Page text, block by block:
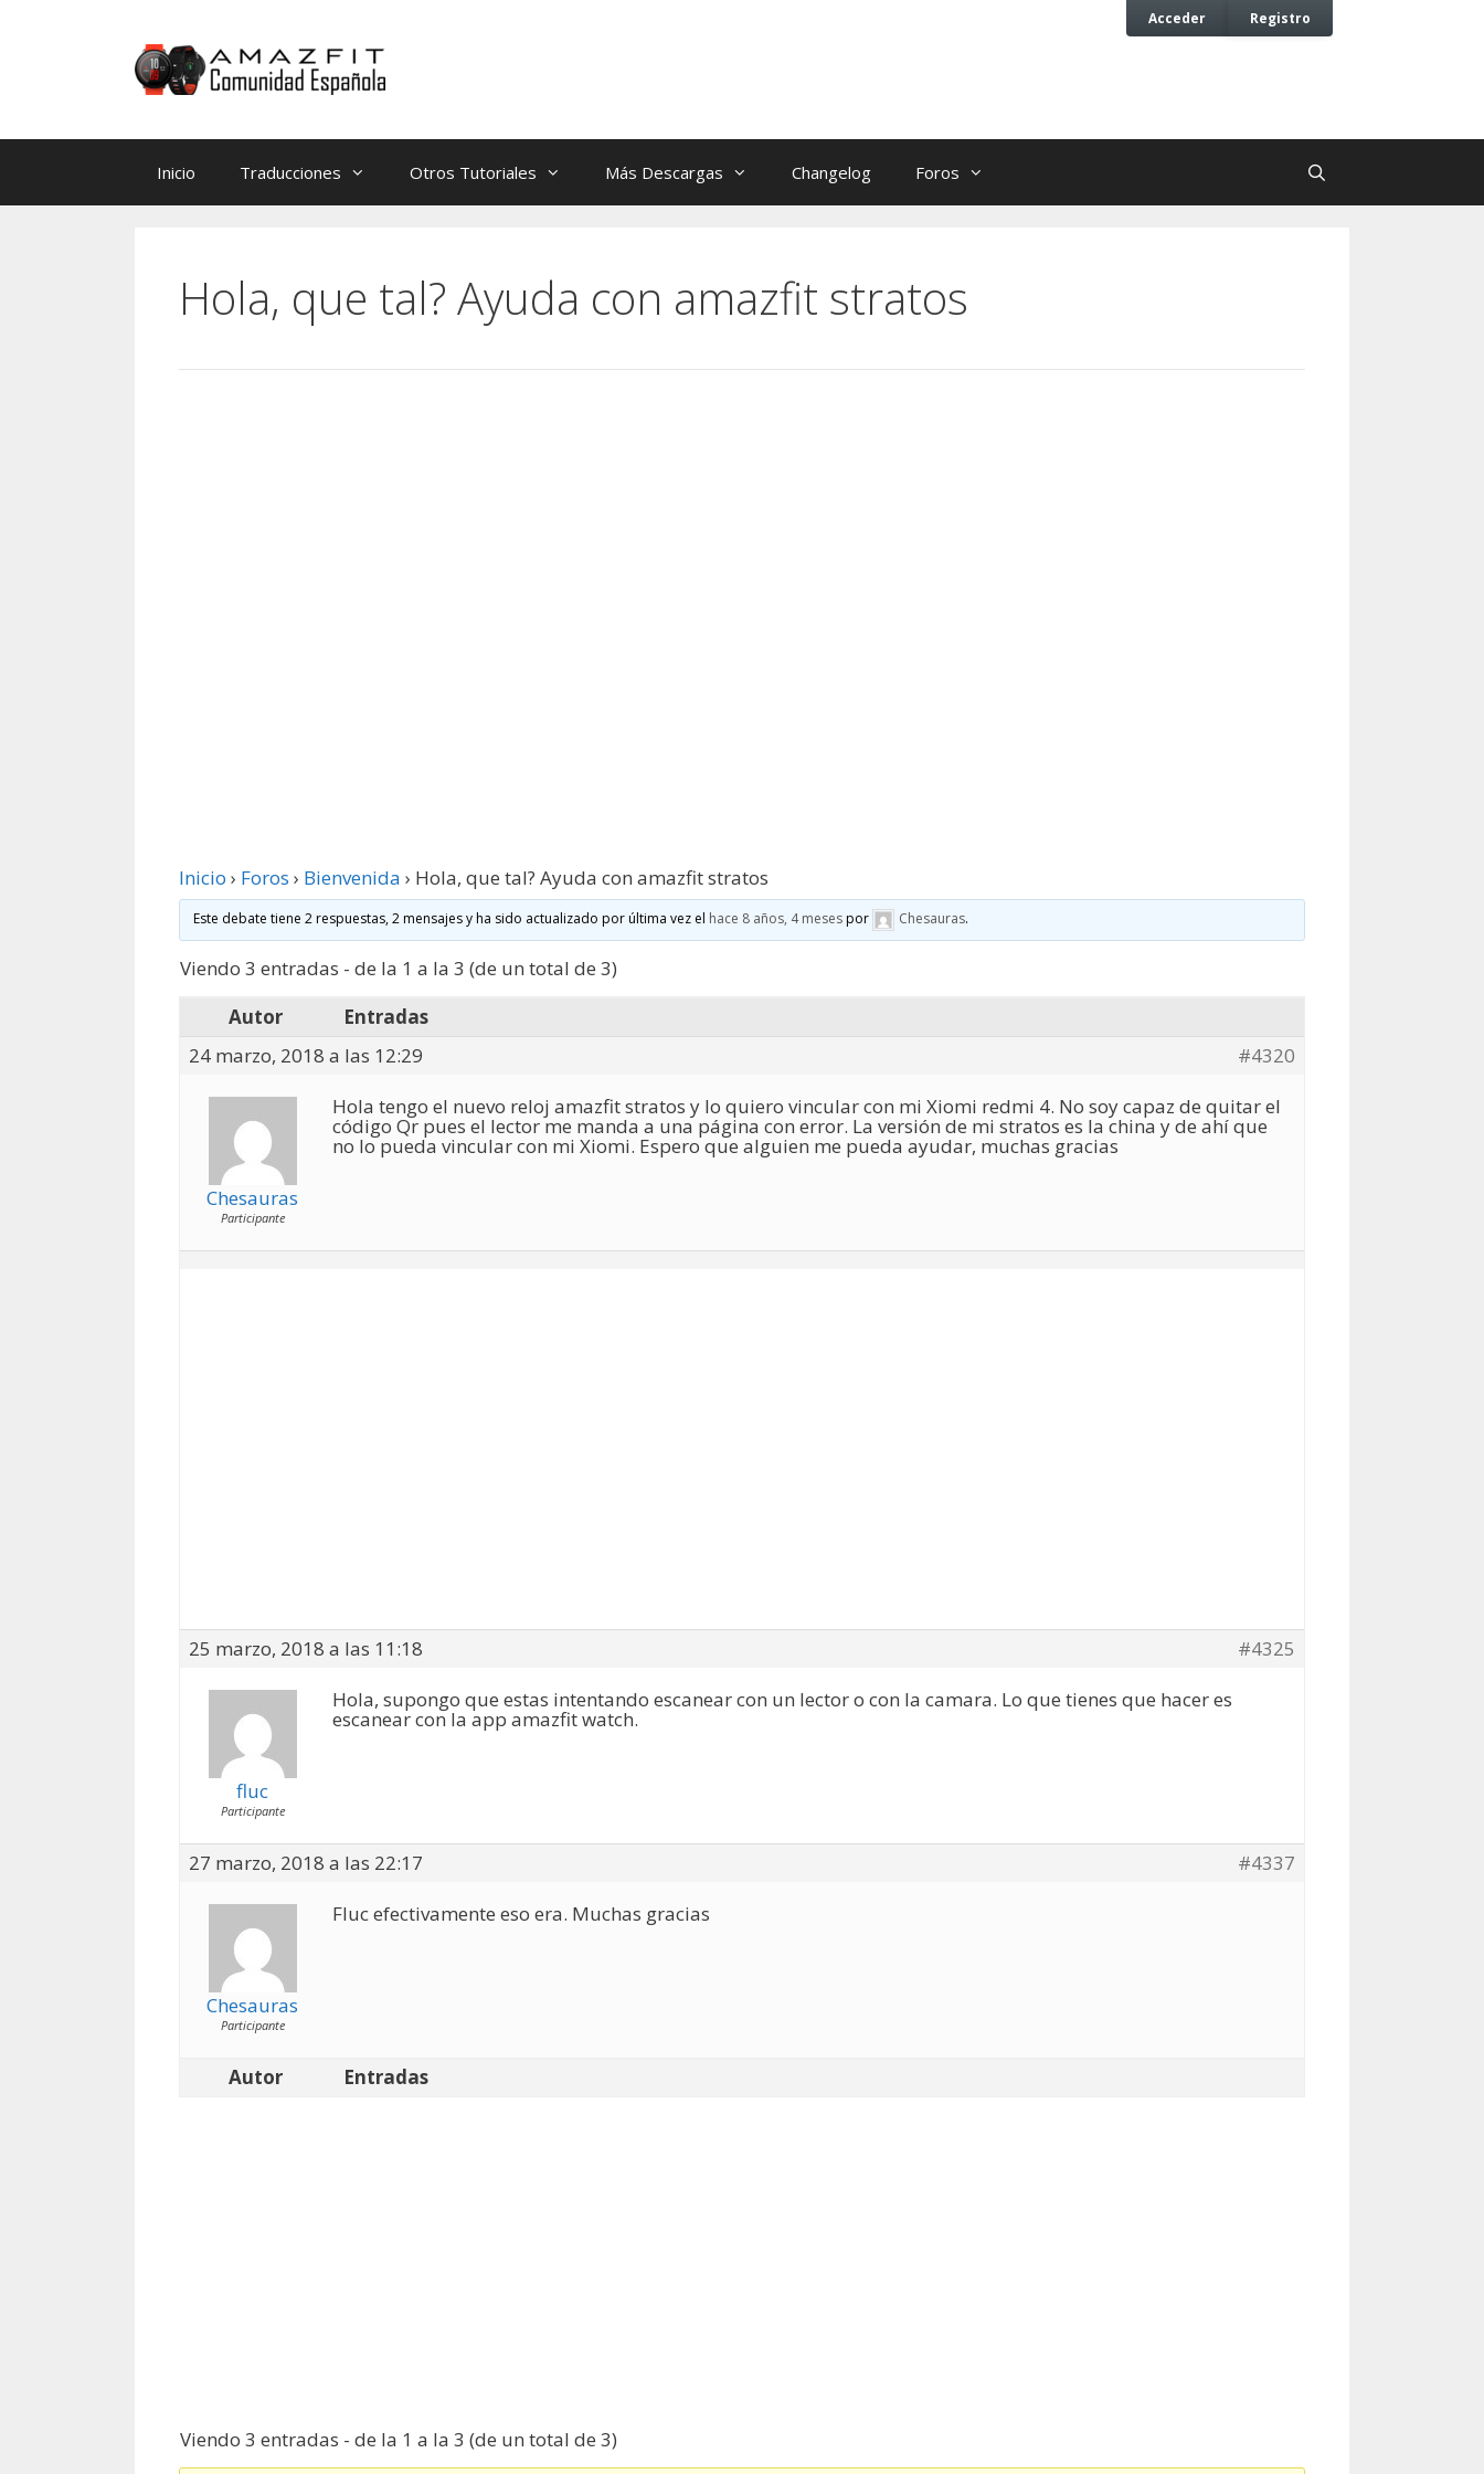
Acceder Registro
Inicio Traducciones Otros Tutoriales Más Descargas Changelog Foros
Hola, que tal? Ayuda con amazfit stratos
Inicio › Foros › Bienvenida › Hola, que tal? Ayuda con amazfit stratos
Este debate tiene 2 respuestas, 2 mensajes y ha sido actualizado por última vez el hace 8 años, 4 mesespor Chesauras.
Viendo 3 entradas - de la 1 a la 3 (de un total de 3)
Autor
Entradas
24 marzo, 2018 a las 12:29
#4320
Chesauras
Participante
Hola tengo el nuevo reloj amazfit stratos y lo quiero vincular con mi Xiomi redmi 4. No soy capaz de quitar el
código Qr pues el lector me manda a una página con error. La versión de mi stratos es la china y de ahí que
no lo pueda vincular con mi Xiomi. Espero que alguien me pueda ayudar, muchas gracias
25 marzo, 2018 a las 11:18 #4325
fluc
Participante
Hola, supongo que estas intentando escanear con un lector o con la camara. Lo que tienes que hacer es
escanear con la app amazfit watch.
27 marzo, 2018 a las 22:17 #4337
Chesauras
Participante
Fluc efectivamente eso era. Muchas gracias
Autor Entradas
Viendo 3 entradas - de la 1 a la 3 (de un total de 3)